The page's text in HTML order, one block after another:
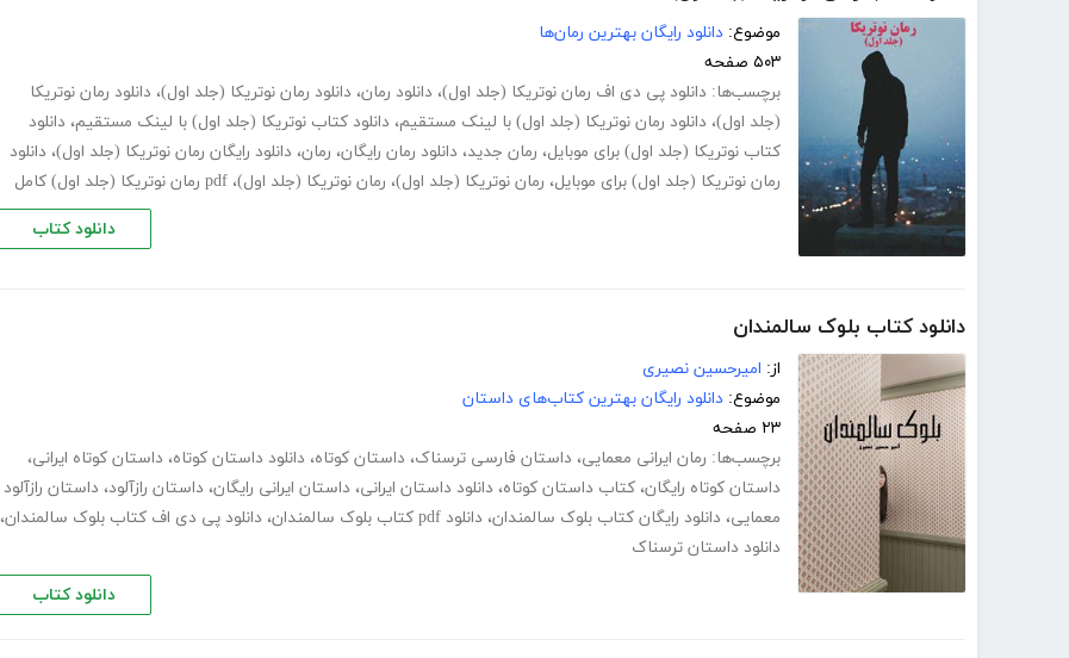
موضوع: دانلود رایگان بهترین رمان‌ها
۵۰۳ صفحه
برچسب‌ها: دانلود پی دی اف رمان نوتریکا (جلد اول)، دانلود رمان، دانلود رمان نوتریکا (جلد اول)، دانلود رمان نوتریکا
(جلد اول)، دانلود رمان نوتریکا (جلد اول) با لینک مستقیم، دانلود کتاب نوتریکا (جلد اول) با لینک مستقیم، دانلود
کتاب نوتریکا (جلد اول) برای موبایل، رمان جدید، دانلود رمان رایگان، رمان، دانلود رایگان رمان نوتریکا (جلد اول)، دانلود
رمان نوتریکا (جلد اول) برای موبایل، رمان نوتریکا (جلد اول)، رمان نوتریکا (جلد اول)، pdf رمان نوتریکا (جلد اول) کامل
دانلود کتاب
دانلود کتاب بلوک سالمندان
از: امیرحسین نصیری
موضوع: دانلود رایگان بهترین کتاب‌های داستان
۲۳ صفحه
برچسب‌ها: رمان ایرانی معمایی، داستان فارسی ترسناک، داستان کوتاه، دانلود داستان کوتاه، داستان کوتاه ایرانی،
داستان کوتاه رایگان، کتاب داستان کوتاه، دانلود داستان ایرانی، داستان ایرانی رایگان، داستان رازآلود، داستان رازآلود
معمایی، دانلود رایگان کتاب بلوک سالمندان، دانلود pdf کتاب بلوک سالمندان ، دانلود پی دی اف کتاب بلوک سالمندان،
دانلود داستان ترسناک
دانلود کتاب